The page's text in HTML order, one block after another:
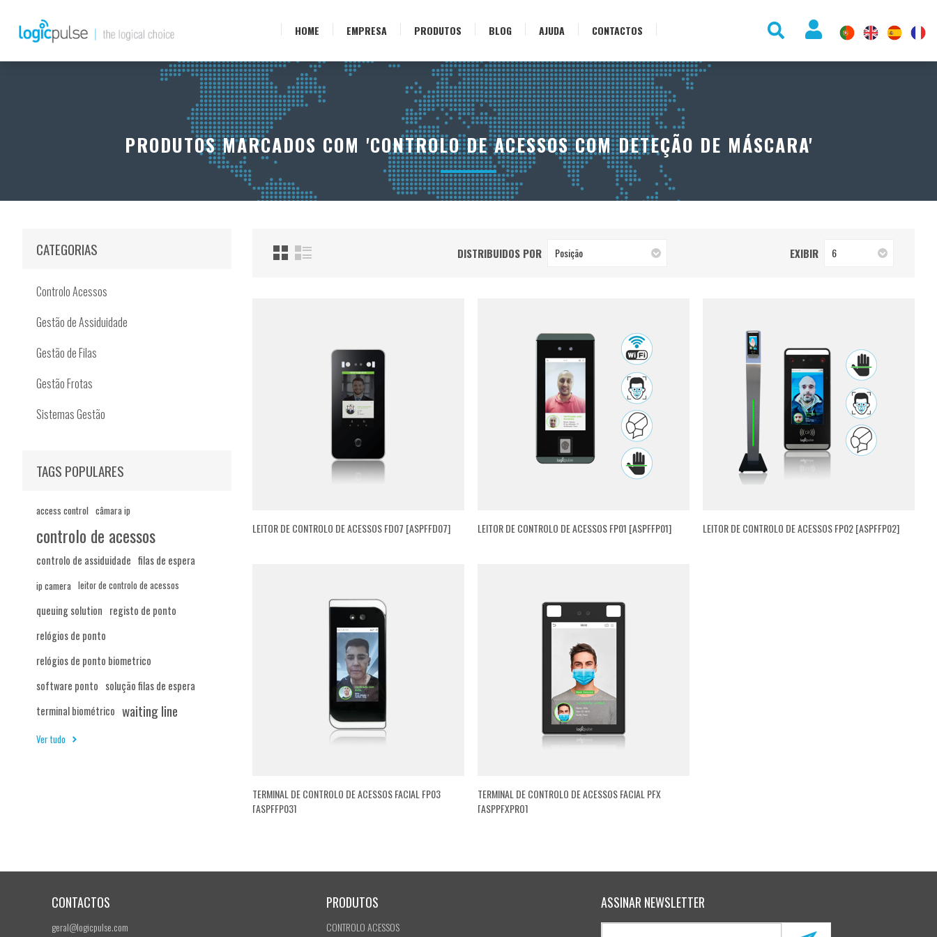
HOME EMPRESA PRODUTOS BLOG AJUDA CONTACTOS
PRODUTOS MARCADOS COM 'CONTROLO DE ACESSOS COM DETEÇÃO DE MÁSCARA'
DISTRIBUIDOS POR Posição EXIBIR 6
LEITOR DE CONTROLO DE ACESSOS FD07 [ASPFFD07] LEITOR DE CONTROLO DE ACESSOS FP01 [ASPFFP01] LEITOR DE CONTROLO DE ACESSOS FP02 [ASPFFP02]
TERMINAL DE CONTROLO DE ACESSOS FACIAL FP03
[ASPFFP03]
TERMINAL DE CONTROLO DE ACESSOS FACIAL PFX
[ASPPFXPRO]
CATEGORIAS
Controlo Acessos
Gestão de Assiduidade
Gestão de Filas
Gestão Frotas
Sistemas Gestão
TAGS POPULARES
access control câmara ip
controlo de acessos
controlo de assiduidade filas de espera
ip camera leitor de controlo de acessos
queuing solution registo de ponto
relógios de ponto
relógios de ponto biometrico
software ponto solução filas de espera
terminal biométrico waiting line
Ver tudo
CONTACTOS
geral@logicpulse.com
PRODUTOS
CONTROLO ACESSOS
ASSINAR NEWSLETTER